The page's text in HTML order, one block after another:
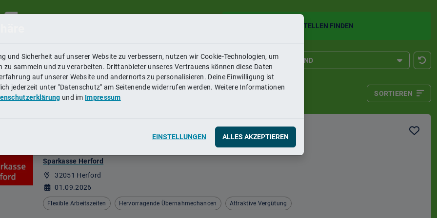
und Sicherheit auf unserer Website zu verbessern, nutzen wir Cookie-Technologien, um
zu sammeln und zu verarbeiten. Drittanbieter unseres Vertrauens können diese Daten
auf unserer Website und andernorts zu personalisieren. Deine Einwilligung ist
jederzeit unter "Datenschutz" am Seitenende widerrufen werden. Weitere Informationen
und im Impressum
EINSTELLUNGEN ALLES AKZEPTIEREN
STELLEN FINDEN
BEGINN
2026
2027
ABSCHLUSS
Grundlegende Schulbildung
Berufsabschluss
LAND
93.805Plätze SORTIEREN
Ausbildung zum/zur Bankkauffrau/-mann (w/m/d)
Sparkasse Herford
32051 Herford
01.09.2026
Flexible Arbeitszeiten Hervorragende Übernahmechancen Attraktive Vergütung